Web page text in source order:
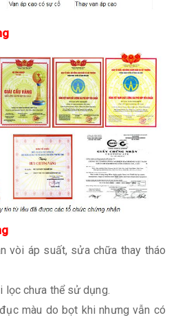
vòi áp suất, sửa chữa thay tháo
lọc chưa thể sử dụng.
màu do bọt khi nhưng vẫn có